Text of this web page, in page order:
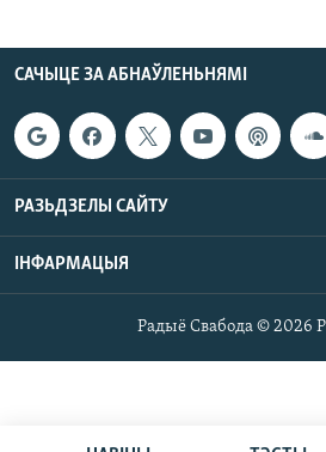
САЧЫЦЕ ЗА АБНАЎЛЕНЬНЯМІ
РАЗЬДЗЕЛЫ САЙТУ
ІНФАРМАЦЫЯ
Радыё Свабода © 2026